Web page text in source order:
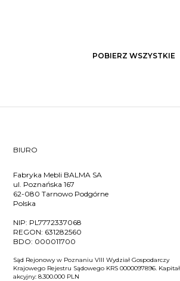
POBIERZ WSZYSTKIE
BIURO
Fabryka Mebli BALMA SA
ul. Poznańska 167
62-080 Tarnowo Podgórne
Polska
NIP: PL7772337068
REGON: 631282560
BDO: 000011700
Sąd Rejonowy w Poznaniu VIII Wydział Gospodarczy
Krajowego Rejestru Sądowego KRS 0000097896. Kapitał
akcyjny: 8.300.000 PLN